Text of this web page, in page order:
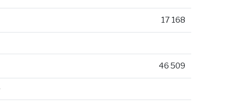
17 168
46 509